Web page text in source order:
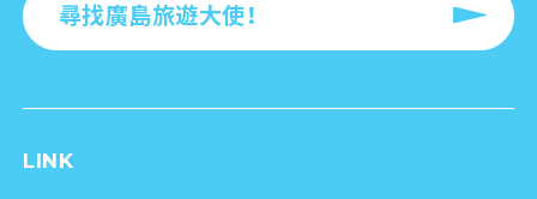
尋找廣島旅遊大使！
LINK